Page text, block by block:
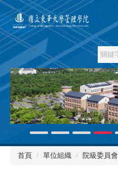
跳
到
主
要
內
容
區
首頁 單位組織 院級委員會